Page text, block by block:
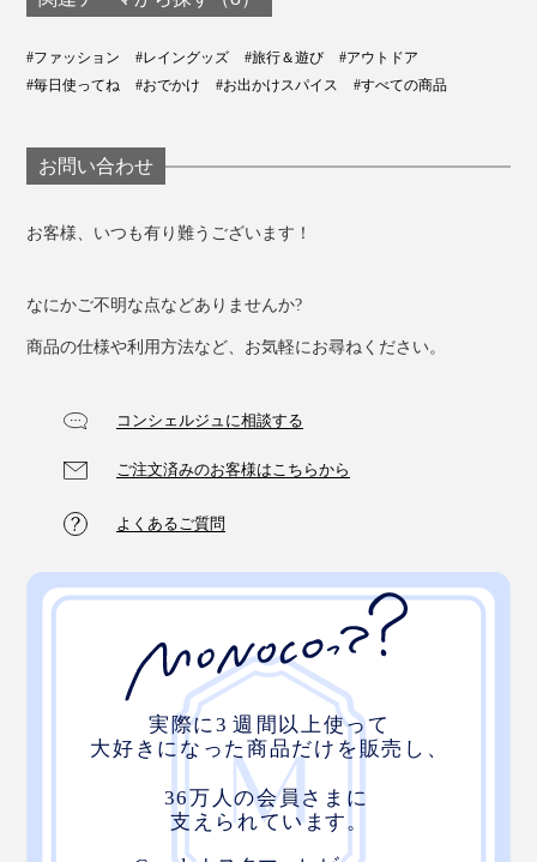
#ファッション #レイングッズ #旅行＆遊び
#アウトドア
#毎日使ってね
#おでかけ #お出かけスパイス #すべての商品
お問い合わせ
お客様、いつも有り難うございます！
なにかご不明な点などありませんか?
商品の仕様や利用方法など、お気軽にお尋ねください。
コンシェルジュに相談する
ご注文済みのお客様はこちらから
よくあるご質問